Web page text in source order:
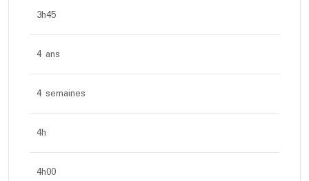
3h45
4 ans
4 semaines
4h
4h00